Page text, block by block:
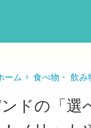
ーム 食べ物・ 飲み
ドの「選